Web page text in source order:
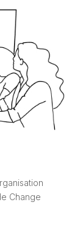
Change